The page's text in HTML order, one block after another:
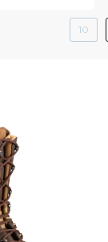
10